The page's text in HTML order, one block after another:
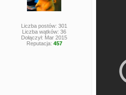
Liczba postów: 301
Liczba wątków: 36
Dołączył: Mar 2015
Reputacja: 457